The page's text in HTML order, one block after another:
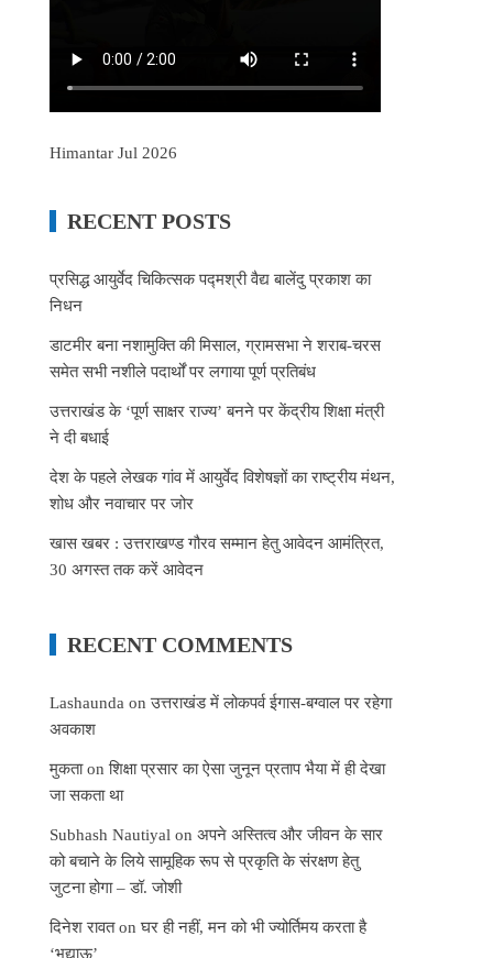
Himantar Jul 2026
RECENT POSTS
प्रसिद्ध आयुर्वेद चिकित्सक पद्मश्री वैद्य बालेंदु प्रकाश का
निधन
डाटमीर बना नशामुक्ति की मिसाल, ग्रामसभा ने शराब-चरस
समेत सभी नशीले पदार्थों पर लगाया पूर्ण प्रतिबंध
उत्तराखंड के ‘पूर्ण साक्षर राज्य’ बनने पर केंद्रीय शिक्षा मंत्री
ने दी बधाई
देश के पहले लेखक गांव में आयुर्वेद विशेषज्ञों का राष्ट्रीय मंथन,
शोध और नवाचार पर जोर
खास खबर : उत्तराखण्ड गौरव सम्मान हेतु आवेदन आमंत्रित,
30 अगस्त तक करें आवेदन
RECENT COMMENTS
Lashaunda onउत्तराखंड में लोकपर्व ईगास-बग्वाल पर रहेगा
अवकाश
मुकताonशिक्षा प्रसार का ऐसा जुनून प्रताप भैया में ही देखा
जा सकता था
Subhash Nautiyal onअपने अस्तित्व और जीवन के सार
को बचाने के लिये सामूहिक रूप से प्रकृति के संरक्षण हेतु
जुटना होगा – डॉ. जोशी
दिनेश रावतonघर ही नहीं, मन को भी ज्योर्तिमय करता है
‘भद्याऊ’